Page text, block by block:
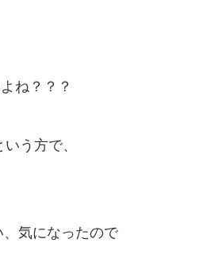
ね？？？
いう方で、
気になったので